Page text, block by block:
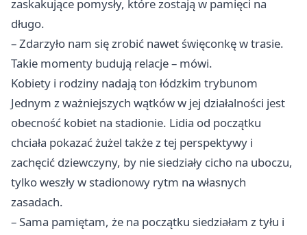
zaskakujące pomysły, które zostają w pamięci na
długo.
– Zdarzyło nam się zrobić nawet święconkę w trasie.
Takie momenty budują relacje – mówi.
Kobiety i rodziny nadają ton łódzkim trybunom
Jednym z ważniejszych wątków w jej działalności jest
obecność kobiet na stadionie. Lidia od początku
chciała pokazać żużel także z tej perspektywy i
zachęcić dziewczyny, by nie siedziały cicho na uboczu,
tylko weszły w stadionowy rytm na własnych
zasadach.
– Sama pamiętam, że na początku siedziałam z tyłu i